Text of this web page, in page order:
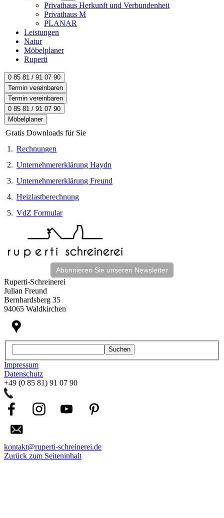
Privathaus Herkunft und Verbundenheit
Privathaus M
PLANAR
Leistungen
Natur
Möbelplaner
Ruperti
0 85 81 / 91 07 90
Termin vereinbaren
Termin vereinbaren
0 85 81 / 91 07 90
Möbelplaner
Gratis Downloads für Sie
1. Rechnungen
2. Unternehmererklärung Haydn
3. Unternehmererklärung Freund
4. Heizlastberechnung
5. VdZ Formular
Abonnieren Sie unseren Newsletter
Ruperti-Schreinerei
Julian Freund
Bernhardsberg 35
94065 Waldkirchen
Suchen
Impressum
Datenschutz
+49 (0 85 81) 91 07 90
kontakt@ruperti-schreinerei.de
Zurück zum Seiteninhalt